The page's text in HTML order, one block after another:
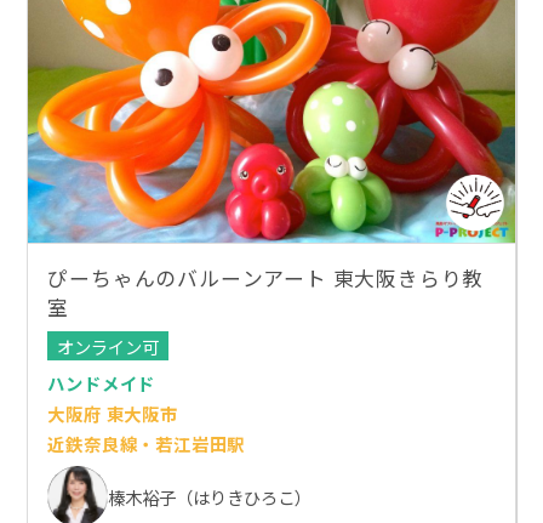
ぴーちゃんのバルーンアート 東大阪きらり教
室
オンライン可
ハンドメイド
大阪府 東大阪市
近鉄奈良線・若江岩田駅
榛木裕子（はりきひろこ）